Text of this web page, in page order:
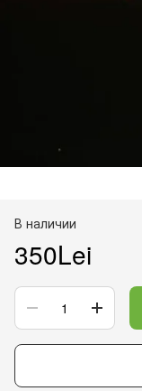
В наличии
350Lei